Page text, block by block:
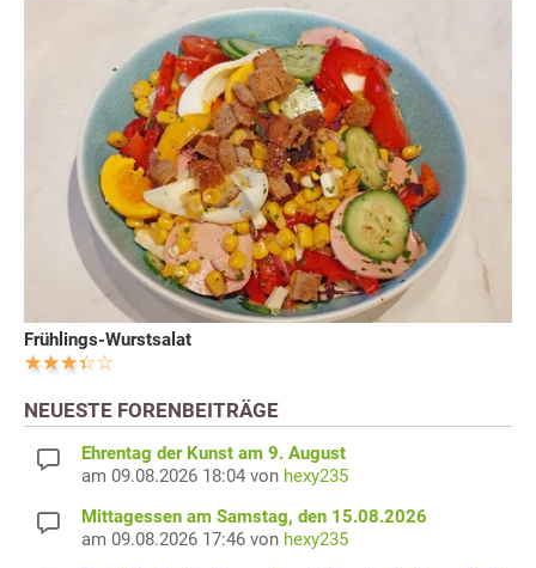
Frühlings-Wurstsalat
NEUESTE FORENBEITRÄGE
Ehrentag der Kunst am 9. August
am 09.08.2026 18:04 von hexy235
Mittagessen am Samstag, den 15.08.2026
am 09.08.2026 17:46 von hexy235